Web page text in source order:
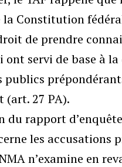
la Constitution
de prendre
ont servi de base à
(art. 27 PA).
du rapport
les accusations
n’examine en